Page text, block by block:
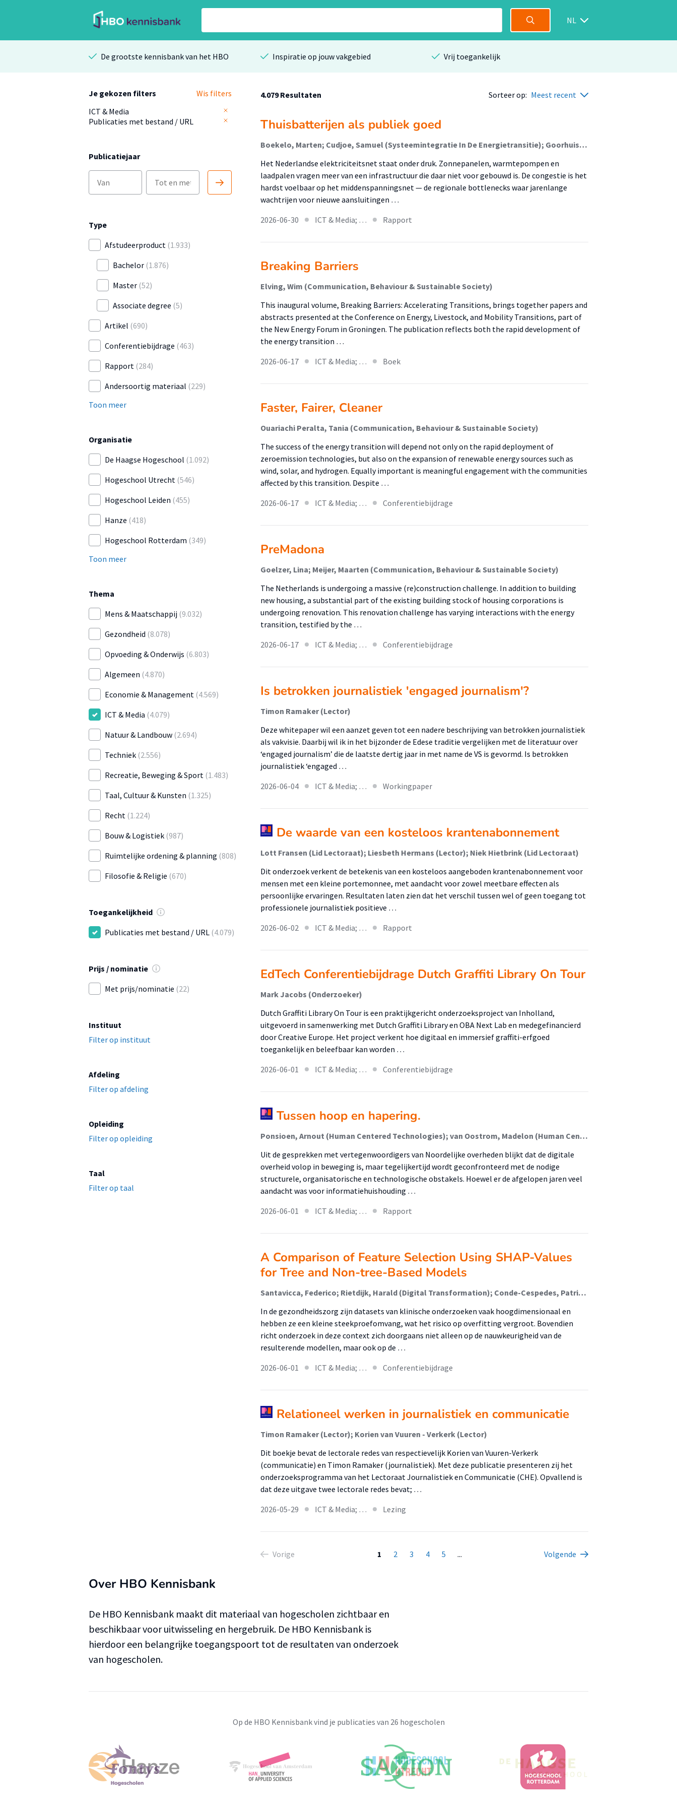
NL
De grootste kennisbank van het HBO Inspiratie op jouw vakgebied Vrij toegankelijk
Je gekozen filters
Wis filters
ICT & Media
Publicaties met bestand / URL
Publicatiejaar
Type
Afstudeerproduct (1.933)
Bachelor (1.876)
Master (52)
Associate degree (5)
Artikel (690)
Conferentiebijdrage (463)
Rapport (284)
Andersoortig materiaal (229)
Toon meer
Organisatie
De Haagse Hogeschool (1.092)
Hogeschool Utrecht (546)
Hogeschool Leiden (455)
Hanze (418)
Hogeschool Rotterdam (349)
Toon meer
Thema
Mens & Maatschappij (9.032)
Gezondheid (8.078)
Opvoeding & Onderwijs (6.803)
Algemeen (4.870)
Economie & Management (4.569)
ICT & Media (4.079)
Natuur & Landbouw (2.694)
Techniek (2.556)
Recreatie, Beweging & Sport (1.483)
Taal, Cultuur & Kunsten (1.325)
Recht (1.224)
Bouw & Logistiek (987)
Ruimtelijke ordening & planning (808)
Filosofie & Religie (670)
Toegankelijkheid
Publicaties met bestand / URL (4.079)
Prijs / nominatie
Met prijs/nominatie (22)
Instituut
Filter op instituut
Afdeling
Filter op afdeling
Opleiding
Filter op opleiding
Taal
Filter op taal
4.079 Resultaten Sorteer op: Meest recent
Thuisbatterijen als publiek goed
Boekelo, Marten; Cudjoe, Samuel (Systeemintegratie In De Energietransitie); Goorhuis, Dik; Hendriks, Eric; Hut, Peter; Jun, Lingkang; Lamain, Wiebo (Communication, Behaviour & Sustainable Society); Pul, Harold; van Rij, Eva (Communication, Behaviour & Sustainable Society); van Someren, Christian (Energietransitie En Netwerken); Zhan, Sen
Het Nederlandse elektriciteitsnet staat onder druk. Zonnepanelen, warmtepompen en
laadpalen vragen meer van een infrastructuur die daar niet voor gebouwd is. De congestie is het
hardst voelbaar op het middenspanningsnet — de regionale bottle­necks waar jarenlange
wachtrijen voor nieuwe aansluitingen …
2026-06-30
ICT & Media; … Rapport
Breaking Barriers
Elving, Wim (Communication, Behaviour & Sustainable Society)
This inaugural volume, Breaking Barriers: Accelerating Transitions, brings together papers and
abstracts presented at the Conference on Energy, Livestock, and Mobility Transitions, part of
the New Energy Forum in Groningen. The publication reflects both the rapid development of
the energy transition …
2026-06-17
ICT & Media; … Boek
Faster, Fairer, Cleaner
Ouariachi Peralta, Tania (Communication, Behaviour & Sustainable Society)
The success of the energy transition will depend not only on the rapid deployment of
zeroemission technologies, but also on the expansion of renewable energy sources such as
wind, solar, and hydrogen. Equally important is meaningful engagement with the communities
affected by this transition. Despite …
2026-06-17
ICT & Media; … Conferentiebijdrage
PreMadona
Goelzer, Lina; Meijer, Maarten (Communication, Behaviour & Sustainable Society)
The Netherlands is undergoing a massive (re)construction challenge. In addition to building
new housing, a substantial part of the existing building stock of housing corporations is
undergoing renovation. This renovation challenge has varying interactions with the energy
transition, testified by the …
2026-06-17
ICT & Media; … Conferentiebijdrage
Is betrokken journalistiek 'engaged journalism'?
Timon Ramaker (Lector)
Deze whitepaper wil een aanzet geven tot een nadere beschrijving van betrokken journalistiek
als vakvisie. Daarbij wil ik in het bijzonder de Edese traditie vergelijken met de literatuur over
‘engaged journalism’ die de laatste dertig jaar in met name de VS is gevormd. Is betrokken
journalistiek ‘engaged …
2026-06-04
ICT & Media; … Workingpaper
De waarde van een kosteloos krantenabonnement
Lott Fransen (Lid Lectoraat); Liesbeth Hermans (Lector); Niek Hietbrink (Lid Lectoraat)
Dit onderzoek verkent de betekenis van een kosteloos aangeboden krantenabonnement voor
mensen met een kleine portemonnee, met aandacht voor zowel meetbare effecten als
persoonlijke ervaringen. Resultaten laten zien dat het verschil tussen wel of geen toegang tot
professionele journalistiek positieve …
2026-06-02
ICT & Media; … Rapport
EdTech Conferentiebijdrage Dutch Graffiti Library On Tour
Mark Jacobs (Onderzoeker)
Dutch Graffiti Library On Tour is een praktijkgericht onderzoeksproject van Inholland,
uitgevoerd in samenwerking met Dutch Graffiti Library en OBA Next Lab en medegefinancierd
door Creative Europe. Het project verkent hoe digitaal en immersief graffiti-erfgoed
toegankelijk en beleefbaar kan worden …
2026-06-01
ICT & Media; … Conferentiebijdrage
Tussen hoop en hapering.
Ponsioen, Arnout (Human Centered Technologies); van Oostrom, Madelon (Human Centered Technologies)
Uit de gesprekken met vertegenwoordigers van Noordelijke overheden blijkt dat de digitale
overheid volop in beweging is, maar tegelijkertijd wordt geconfronteerd met de nodige
structurele, organisatorische en technologische obstakels. Hoewel er de afgelopen jaren veel
aandacht was voor informatiehuishouding …
2026-06-01
ICT & Media; … Rapport
A Comparison of Feature Selection Using SHAP-Values
for Tree and Non-tree-Based Models
Santavicca, Federico; Rietdijk, Harald (Digital Transformation); Conde-Cespedes, Patricia; Trocan, Maria
In de gezondheidszorg zijn datasets van klinische onderzoeken vaak hoogdimensionaal en
hebben ze een kleine steekproefomvang, wat het risico op overfitting vergroot. Bovendien
richt onderzoek in deze context zich doorgaans niet alleen op de nauwkeurigheid van de
resulterende modellen, maar ook op de …
2026-06-01
ICT & Media; … Conferentiebijdrage
Relationeel werken in journalistiek en communicatie
Timon Ramaker (Lector); Korien van Vuuren - Verkerk (Lector)
Dit boekje bevat de lectorale redes van respectievelijk Korien van Vuuren-Verkerk
(communicatie) en Timon Ramaker (journalistiek). Met deze publicatie presenteren zij het
onderzoeksprogramma van het Lectoraat Journalistiek en Communicatie (CHE). Opvallend is
dat deze uitgave twee lectorale redes bevat; …
2026-05-29
ICT & Media; … Lezing
Vorige 1 2 3 4 5 ... Volgende
Over HBO Kennisbank
De HBO Kennisbank maakt dit materiaal van hogescholen zichtbaar en
beschikbaar voor uitwisseling en hergebruik. De HBO Kennisbank is
hierdoor een belangrijke toegangspoort tot de resultaten van onderzoek
van hogescholen.
Op de HBO Kennisbank vind je publicaties van 26 hogescholen